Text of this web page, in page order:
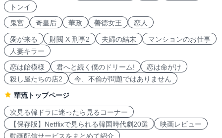
トンイ
鬼宮
奇皇后 華政 善徳女王 恋人
愛が来る 財閥 X 刑事2 夫婦の結末
マンションのお仕事
人妻キラー
恋は飴模様
君へと続く僕のドリーム!
恋は命がけ
殺し屋たちの店2
今、不倫が問題ではありません
華流トップページ
次見る韓ドラに迷ったら見るコーナー
【保存版】Netflixで見られる韓国時代劇20選
映画レビュー
動画配信サービスをまとめて紹介